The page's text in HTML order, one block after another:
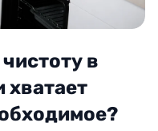
в
хватает